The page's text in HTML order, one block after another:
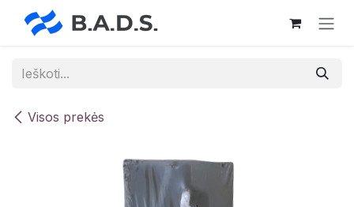
Skip to Content
Visos prekės